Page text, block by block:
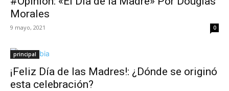
Morales
9 mayo, 2021 0
principal
¡Feliz Día de las Madres!: ¿Dónde se originó
esta celebración?